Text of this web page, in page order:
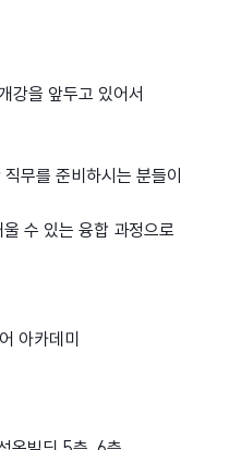
강을 앞두고 있어서
무를 준비하시는 분들이
수 있는 융합 과정으로
아카데미